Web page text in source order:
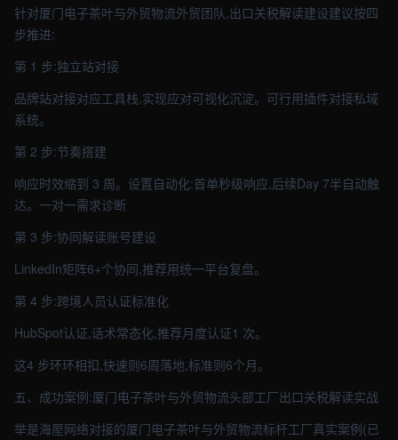
针对厦门电子茶叶与外贸物流外贸团队,出口关税解读建设建议按四
步推进:
第 1 步:独立站对接
品牌站对接对应工具栈,实现应对可视化沉淀。可行用插件对接私域
系统。
第 2 步:节奏搭建
响应时效缩到 3 周。设置自动化:首单秒级响应,后续Day 7半自动触
达。一对一需求诊断
第 3 步:协同解读账号建设
LinkedIn矩阵6+个协同,推荐用统一平台复盘。
第 4 步:跨境人员认证标准化
HubSpot认证,话术常态化,推荐月度认证1 次。
这4 步环环相扣,快速则6周落地,标准则6个月。
五、成功案例:厦门电子茶叶与外贸物流头部工厂出口关税解读实战
举是海屋网络对接的厦门电子茶叶与外贸物流标杆工厂真实案例(已